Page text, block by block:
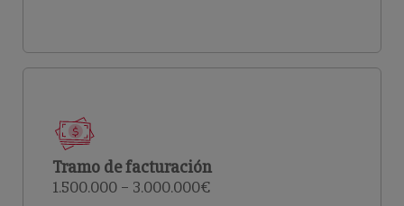
Tramo de facturación
1.500.000 – 3.000.000€